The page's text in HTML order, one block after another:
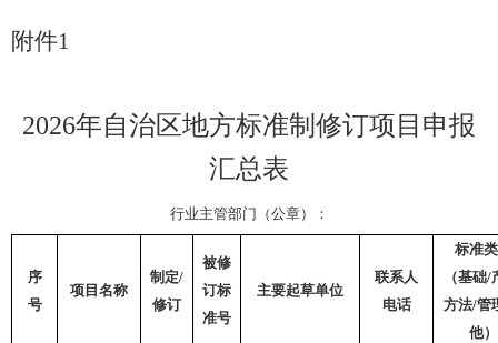
附件1
2026年自治区地方标准制修订项目申报
汇总表
行业主管部门（公章）：
序
号
项目名称
制定/
修订
被修
订标
准号
主要起草单位
联系人
电话
标准
（基础/
方法/管
他）